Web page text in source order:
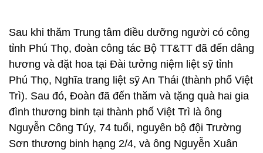
Sau khi thăm Trung tâm điều dưỡng người có công
tỉnh Phú Thọ, đoàn công tác Bộ TT&TT đã đến dâng
hương và đặt hoa tại Đài tưởng niệm liệt sỹ tỉnh
Phú Thọ, Nghĩa trang liệt sỹ An Thái (thành phố Việt
Trì). Sau đó, Đoàn đã đến thăm và tặng quà hai gia
đình thương binh tại thành phố Việt Trì là ông
Nguyễn Công Túy, 74 tuổi, nguyên bộ đội Trường
Sơn thương binh hạng 2/4, và ông Nguyễn Xuân